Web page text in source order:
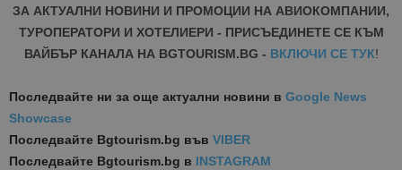
ЗА АКТУАЛНИ НОВИНИ И ПРОМОЦИИ НА АВИОКОМПАНИИ,
ТУРОПЕРАТОРИ И ХОТЕЛИЕРИ - ПРИСЪЕДИНЕТЕ СЕ КЪМ
ВАЙБЪР КАНАЛА НА BGTOURISM.BG - ВКЛЮЧИ СЕ ТУК!
Последвайте ни за още актуални новини в Google News
Showcase
Последвайте Bgtourism.bg във VIBER
Последвайте Bgtourism.bg в INSTAGRAM